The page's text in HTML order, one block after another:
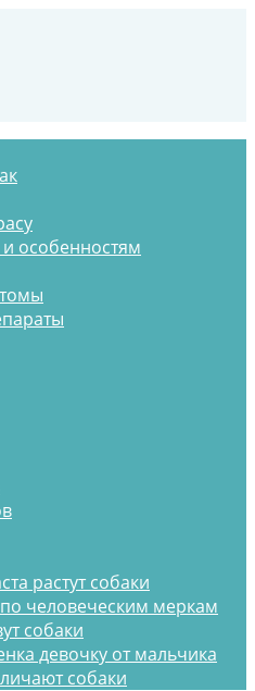
особенностям
растут собаки
человеческим меркам
собаки
девочку от мальчика
собаки